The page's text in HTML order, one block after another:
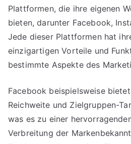
Plattformen, die ihre eigenen
bieten, darunter Facebook,
Jede dieser Plattformen hat
einzigartigen Vorteile und
bestimmte Aspekte des
Facebook beispielsweise
Reichweite und Zielgruppen-
was es zu einer
Verbreitung der